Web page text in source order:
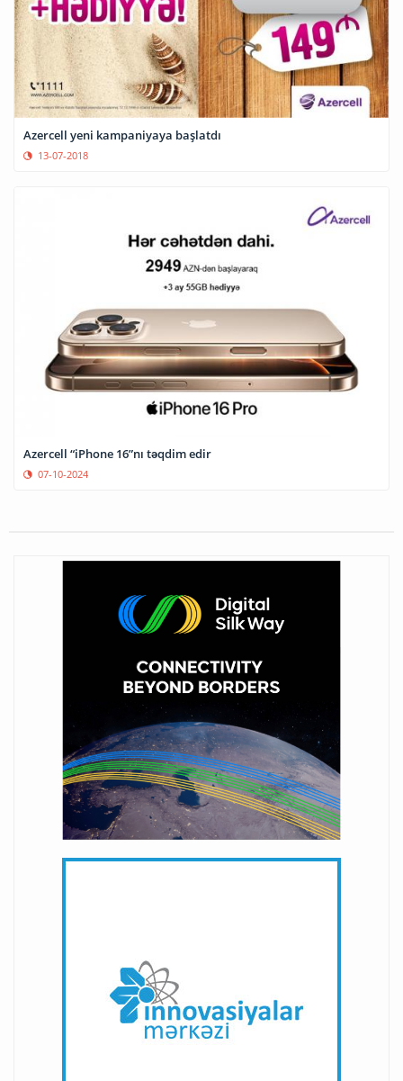
Azercell yeni kampaniyaya başlatdı
13-07-2018
Azercell “iPhone 16”nı təqdim edir
07-10-2024